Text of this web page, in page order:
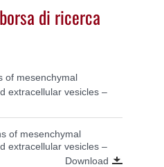
di ricerca
of mesenchymal
extracellular vesicles –
of mesenchymal
extracellular vesicles –
Download